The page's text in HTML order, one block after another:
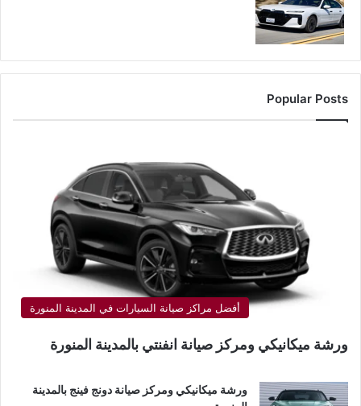
Popular Posts
أفضل مراكز صيانة السيارات في المدينة المنورة
ورشة ميكانيكي ومركز صيانة انفنتي بالمدينة المنورة
ورشة ميكانيكي ومركز صيانة دونج فينج بالمدينة